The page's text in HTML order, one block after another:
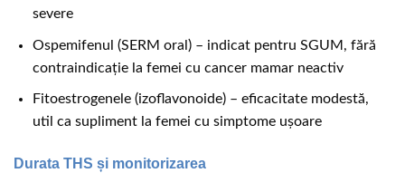
severe
Ospemifenul (SERM oral) – indicat pentru SGUM, fără
contraindicație la femei cu cancer mamar neactiv
Fitoestrogenele (izoflavonoide) – eficacitate modestă,
util ca supliment la femei cu simptome ușoare
Durata THS și monitorizarea